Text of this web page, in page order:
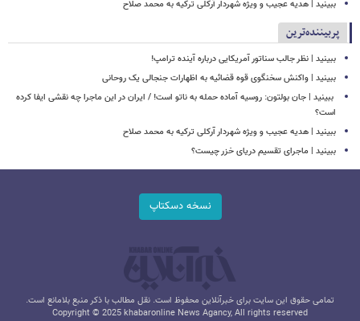
ببینید | هدیه عجیب و ویژه شهردار آرکلی ترکیه به محمد صلاح
پربیننده‌ترین
ببینید | نظر جالب سناتور آمریکایی درباره آینده ترامپ!
ببینید | واکنش سخنگوی قوه قضائیه به اظهارات جنجالی یک روحانی
‏ ببینید | جان بولتون: روسیه آماده حمله به ناتو است! / ایران در این ماجرا چه نقشی ایفا کرده
است؟
ببینید | هدیه عجیب و ویژه شهردار آرکلی ترکیه به محمد صلاح
ببینید | ماجرای تقسیم دریای خزر چیست؟
نسخه دسکتاپ
تمامی حقوق این سایت برای خبرآنلاین محفوظ است. نقل مطالب با ذکر منبع بلامانع است.
Copyright © 2025 khabaronline News Agancy, All rights reserved